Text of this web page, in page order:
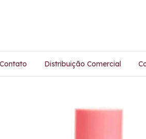
Contato Distribuição Comercial